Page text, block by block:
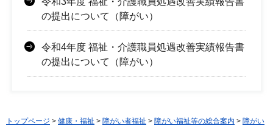
の提出について（障がい）
令和4年度 福祉・介護職員処遇改善実績報告書
の提出について（障がい）
トップページ > 健康・福祉 > 障がい者福祉 > 障がい福祉等の総合案内 > 障がい